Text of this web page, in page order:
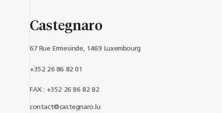
Castegnaro
67 Rue Ermesinde, 1469 Luxembourg
+352 26 86 82 01
FAX : +352 26 86 82 82
contact@castegnaro.lu